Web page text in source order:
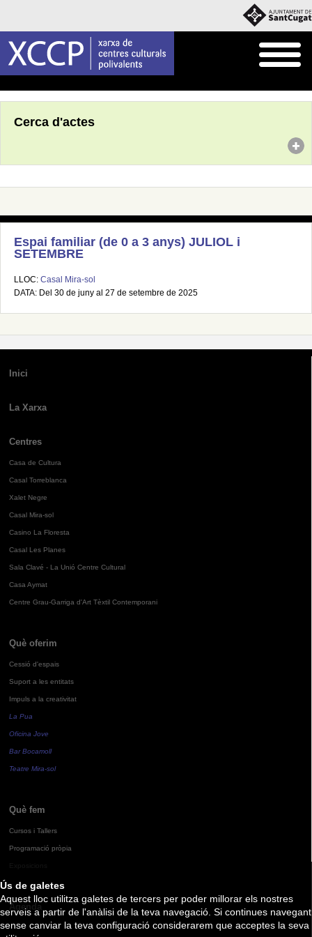
Ús de galetes
Aquest lloc utilitza galetes de tercers per poder millorar els nostres
serveis a partir de l'anàlisi de la teva navegació. Si continues navegant
sense canviar la teva configuració considerarem que acceptes la seva
Cerca d'actes
Espai familiar (de 0 a 3 anys) JULIOL i
SETEMBRE
LLOC: Casal Mira-sol
DATA: Del 30 de juny al 27 de setembre de 2025
Inici
La Xarxa
Centres
Casa de Cultura
Casal Torreblanca
Xalet Negre
Casal Mira-sol
Casino La Floresta
Casal Les Planes
Sala Clavé - La Unió Centre Cultural
Casa Aymat
Centre Grau-Garriga d'Art Tèxtil Contemporani
Què oferim
Cessió d'espais
Suport a les entitats
Impuls a la creativitat
La Pua
Oficina Jove
Bar Bocamoll
Teatre Mira-sol
Què fem
Cursos i Tallers
Programació pròpia
Agenda